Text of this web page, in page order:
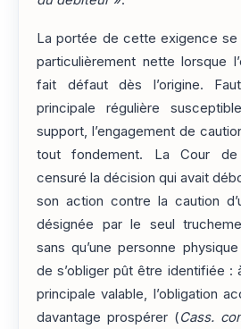
La portée de cette exigence se
particulièrement nette lorsque
fait défaut dès l’origine.
principale régulière
support, l’engagement de
tout fondement. La Cour
censuré la décision qui avait
son action contre la caution
désignée par le seul
sans qu’une personne
de s’obliger pût être identifiée :
principale valable, l’obligation
davantage prospérer (Cass.